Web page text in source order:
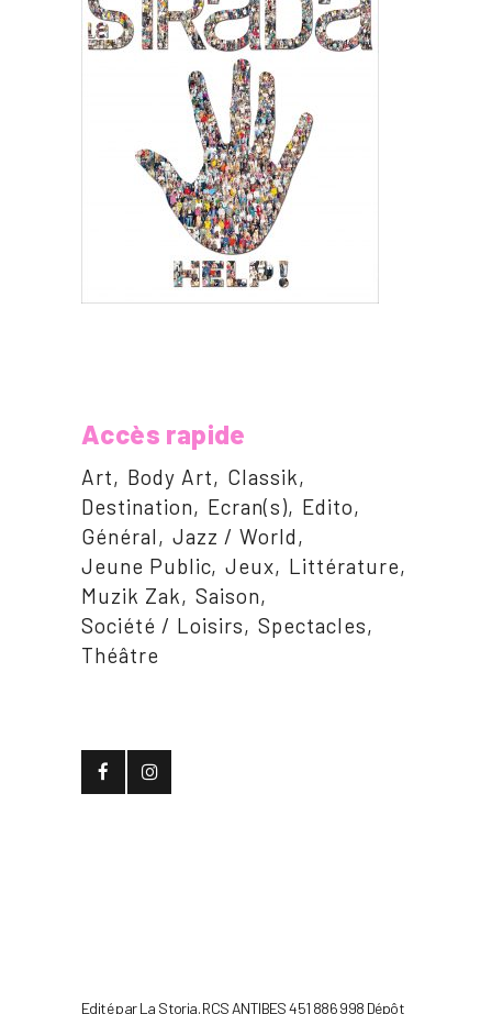
Accès rapide
Art Body Art
Classik
Destination
Ecran(s)
Edito
Général
Jazz / World
Jeune Public Jeux
Littérature
Muzik Zak
Saison
Société / Loisirs
Spectacles
Théâtre
Edité par La Storia. RCS ANTIBES 451 886 998 Dépôt